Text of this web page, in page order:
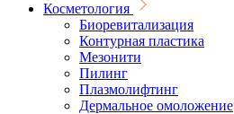
Косметология
Биоревитализация
Контурная пластика
Мезонити
Пилинг
Плазмолифтинг
Дермальное омоложение